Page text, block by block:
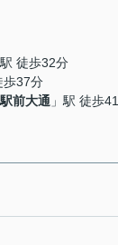
駅 徒歩32分
歩37分
駅前大通 」駅 徒歩